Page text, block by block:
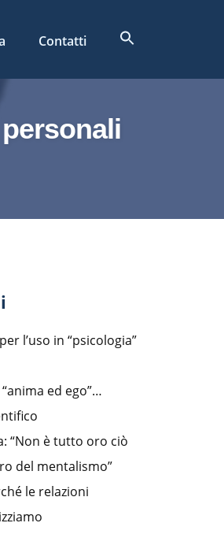
Contatti
l’uso in “psicologia”
ed ego”…
“Non è tutto oro ciò
del mentalismo”
le relazioni